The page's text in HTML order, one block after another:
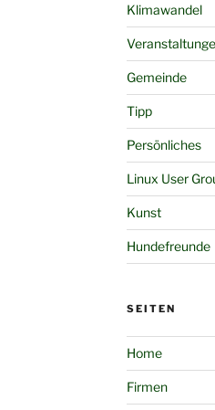
Klimawandel
Gemeinde
Tipp
Persönliches
Linux User
Kunst
Hundefreunde
SEITEN
Home
Firmen